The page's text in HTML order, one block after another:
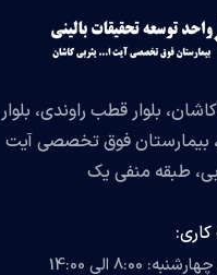
کاشان، بلوار قطب راوندی، بلوار
بیمارستان فوق تخصصی آیت
طبقه منفی یک
8:00 الی 14:00